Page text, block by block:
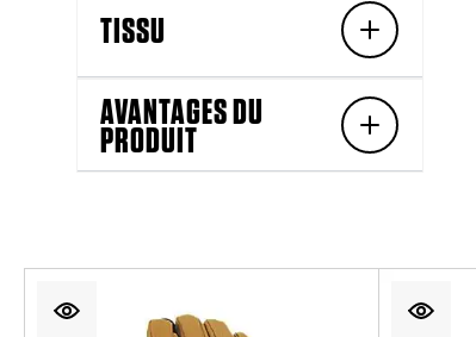
TISSU
AVANTAGES DU
PRODUIT